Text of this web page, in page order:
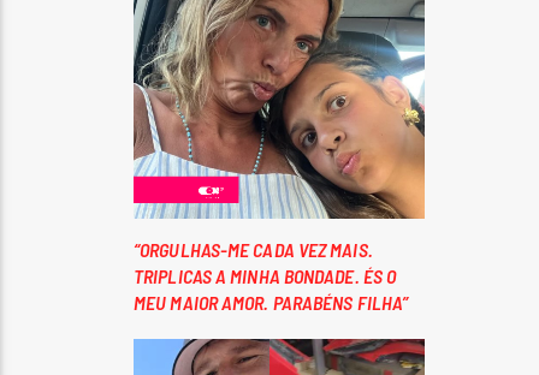
“ORGULHAS-ME CADA VEZ MAIS.
TRIPLICAS A MINHA BONDADE. ÉS O
MEU MAIOR AMOR. PARABÉNS FILHA”